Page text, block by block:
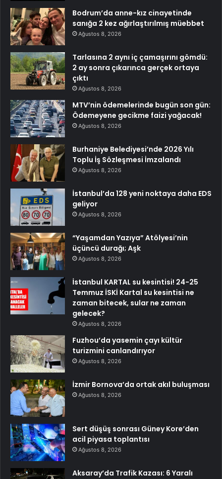
Bodrum’da anne-kız cinayetinde
sanığa 2 kez ağırlaştırılmış müebbet
Ağustos 8, 2026
Tarlasına 2 aynı iç çamaşırını gömdü:
2 ay sonra çıkarınca gerçek ortaya
çıktı
Ağustos 8, 2026
MTV’nin ödemelerinde bugün son gün:
Ödemeyene gecikme faizi yağacak!
Ağustos 8, 2026
Burhaniye Belediyesi’nde 2026 Yılı
Toplu İş Sözleşmesi İmzalandı
Ağustos 8, 2026
İstanbul’da 128 yeni noktaya daha EDS
geliyor
Ağustos 8, 2026
“Yaşamdan Yazıya” Atölyesi’nin
üçüncü durağı; Aşk
Ağustos 8, 2026
İstanbul KARTAL su kesintisi! 24-25
Temmuz İSKİ Kartal su kesintisi ne
zaman bitecek, sular ne zaman
gelecek?
Ağustos 8, 2026
Fuzhou’da yasemin çayı kültür
turizmini canlandırıyor
Ağustos 8, 2026
İzmir Bornova’da ortak akıl buluşması
Ağustos 8, 2026
Sert düşüş sonrası Güney Kore’den
acil piyasa toplantısı
Ağustos 8, 2026
Aksaray’da Trafik Kazası: 6 Yaralı